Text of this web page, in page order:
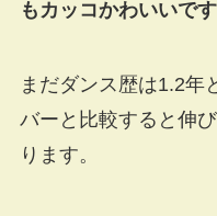
もカッコかわいいです
まだダンス歴は1.2年
バーと比較すると伸
ります。